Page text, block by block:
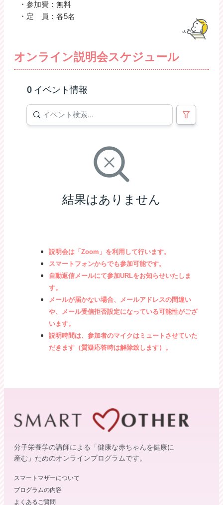
・参加費：無料
・定 員：各5名
オンライン説明会スケジュール
0 イベント情報
結果はありません
説明会は「Zoom」を利用して行います。
スマートフォンからでも参加可能です。
自動返信メールにて参加URLをお知らせいたしま
す。
メールが届かない場合、メールアドレスの間違い
や、メール受信拒否設定になっている可能性がござ
います。
説明時間は、参加者のマイクはミュートさせていた
だきます（質疑応答時は解除致します）。
分子栄養学の講師による「健康な赤ちゃんを健康に
産む」ためのオンラインプログラムです。
スマートマザーについて
プログラムの内容
よくあるご質問